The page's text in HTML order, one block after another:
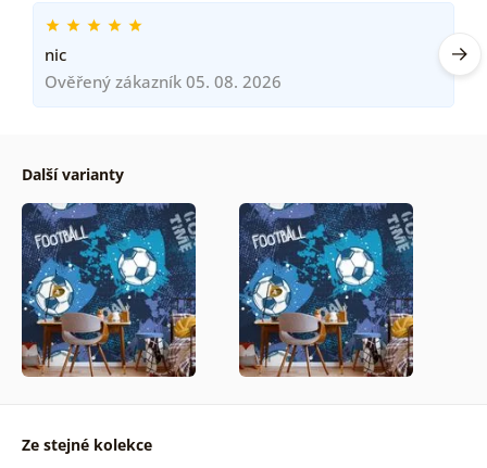
nic
Ověřený zákazník 05. 08. 2026
Další varianty
Ze stejné kolekce